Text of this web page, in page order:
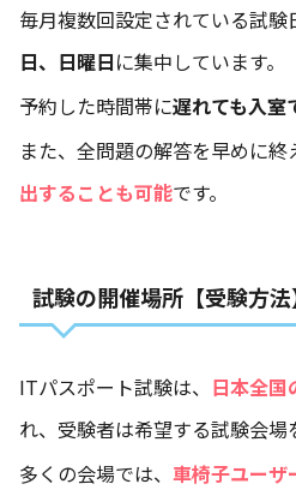
毎月複数回設定されている試験
日、日曜日に集中しています。
予約した時間帯に遅れても入室
また、全問題の解答を早めに終
出することも可能です。
試験の開催場所【受験方法
ITパスポート試験は、 日本全国
れ、受験者は希望する試験会場
多くの会場では、 車椅子ユーザ